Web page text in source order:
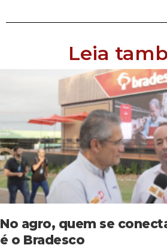
Leia
No agro, quem se
é o Bradesco